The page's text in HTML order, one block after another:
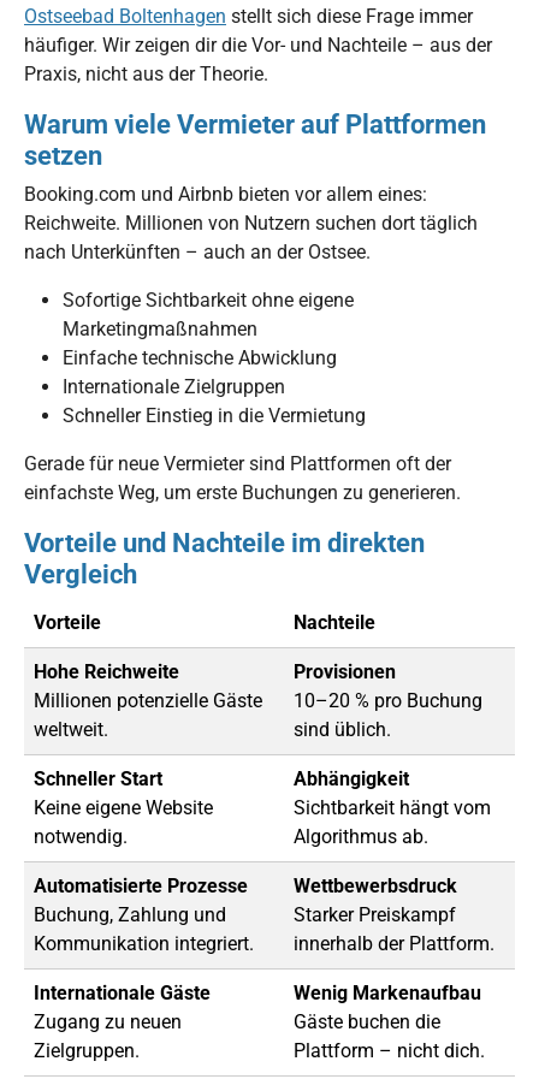
Ostseebad Boltenhagen stellt sich diese Frage immer
häufiger. Wir zeigen dir die Vor- und Nachteile – aus der
Praxis, nicht aus der Theorie.
Warum viele Vermieter auf Plattformen
setzen
Booking.com und Airbnb bieten vor allem eines:
Reichweite. Millionen von Nutzern suchen dort täglich
nach Unterkünften – auch an der Ostsee.
Sofortige Sichtbarkeit ohne eigene
Marketingmaßnahmen
Einfache technische Abwicklung
Internationale Zielgruppen
Schneller Einstieg in die Vermietung
Gerade für neue Vermieter sind Plattformen oft der
einfachste Weg, um erste Buchungen zu generieren.
Vorteile und Nachteile im direkten
Vergleich
Vorteile Nachteile
Hohe Reichweite
Millionen potenzielle Gäste
weltweit.
Provisionen
10–20 % pro Buchung
sind üblich.
Schneller Start
Keine eigene Website
notwendig.
Abhängigkeit
Sichtbarkeit hängt vom
Algorithmus ab.
Automatisierte Prozesse
Buchung, Zahlung und
Kommunikation integriert.
Wettbewerbsdruck
Starker Preiskampf
innerhalb der Plattform.
Internationale Gäste
Zugang zu neuen
Zielgruppen.
Wenig Markenaufbau
Gäste buchen die
Plattform – nicht dich.